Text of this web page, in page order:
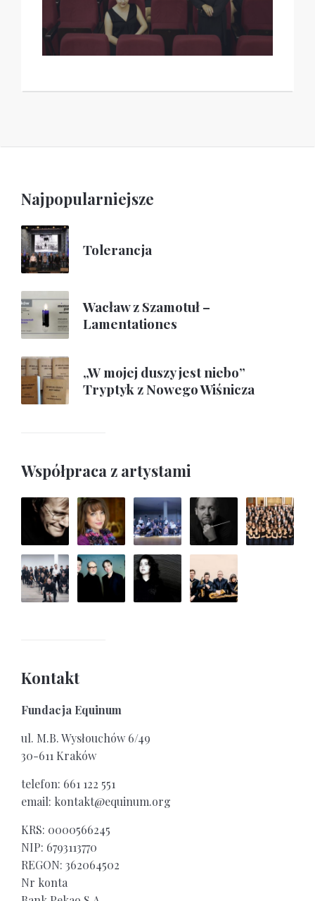
Najpopularniejsze
Tolerancja
Wacław z Szamotuł –
Lamentationes
„W mojej duszy jest niebo”
Tryptyk z Nowego Wiśnicza
Współpraca z artystami
Kontakt
Fundacja Equinum
ul. M.B. Wysłouchów 6/49
30-611 Kraków
telefon: 661 122 551
email: kontakt@equinum.org
KRS: 0000566245
NIP: 6793113770
REGON: 362064502
Nr konta